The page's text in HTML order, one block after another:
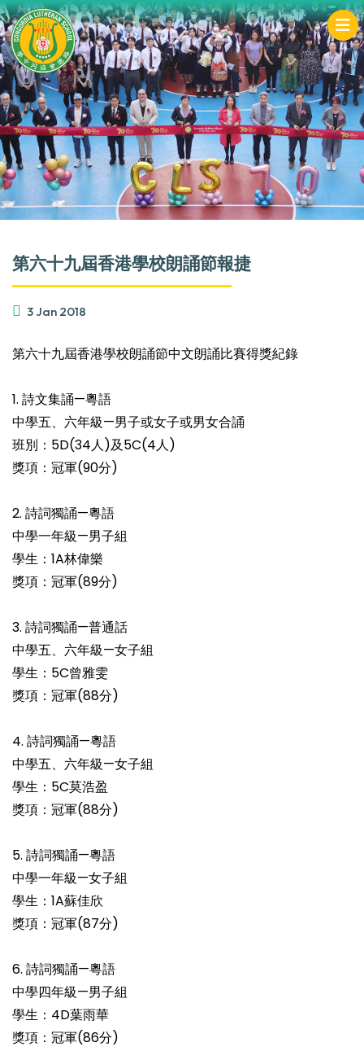
第六十九屆香港學校朗誦節報捷
3 Jan 2018
第六十九屆香港學校朗誦節中文朗誦比賽得獎紀錄
1. 詩文集誦—粵語
中學五、六年級—男子或女子或男女合誦
班別：5D(34人)及5C(4人)
獎項：冠軍(90分)
2. 詩詞獨誦—粵語
中學一年級—男子組
學生：1A林偉樂
獎項：冠軍(89分)
3. 詩詞獨誦—普通話
中學五、六年級—女子組
學生：5C曾雅雯
獎項：冠軍(88分)
4. 詩詞獨誦—粵語
中學五、六年級—女子組
學生：5C莫浩盈
獎項：冠軍(88分)
5. 詩詞獨誦—粵語
中學一年級—女子組
學生：1A蘇佳欣
獎項：冠軍(87分)
6. 詩詞獨誦—粵語
中學四年級—男子組
學生：4D葉雨華
獎項：冠軍(86分)